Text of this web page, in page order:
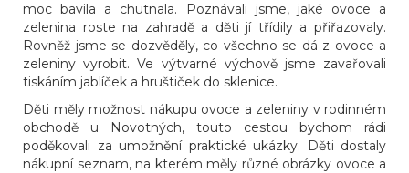
moc bavila a chutnala. Poznávali jsme, jaké ovoce a
zelenina roste na zahradě a děti jí třídily a přiřazovaly.
Rovněž jsme se dozvěděly, co všechno se dá z ovoce a
zeleniny vyrobit. Ve výtvarné výchově jsme zavařovali
tiskáním jablíček a hruštiček do sklenice.
Děti měly možnost nákupu ovoce a zeleniny v rodinném
obchodě u Novotných, touto cestou bychom rádi
poděkovali za umožnění praktické ukázky. Děti dostaly
nákupní seznam, na kterém měly různé obrázky ovoce a